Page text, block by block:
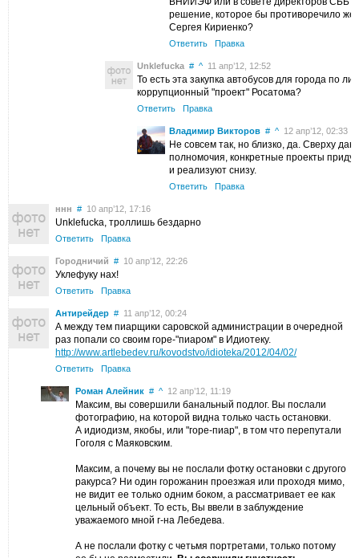
решение, которое бы противоречило
Сергея Кириенко?
Ответить Правка
Unklefucka # ^ 11 апр’12, 12:52
То есть эта закупка автобусов для города по
коррупционный "проект" Росатома?
Ответить Правка
Владимир Викторов # ^ 12 апр’12, 02:33
Не совсем так, но близко, да. Сверху
полномочия, конкретные проекты
и реализуют снизу.
Ответить Правка
ннн # 10 апр’12, 17:16
Unklefucka, троллишь бездарно
Ответить Правка
Городничий # 10 апр’12, 22:26
Уклефуку нах!
Ответить Правка
Антирейдер # 11 апр’12, 00:24
А между тем пиарщики саровской администрации в очередной
раз попали со своим горе-"пиаром" в Идиотеку.
http://www.artlebedev.ru/kovodstvo/idioteka/2012/04/02/
Ответить Правка
Роман Алейник # ^ 12 апр’12, 11:19
Максим, вы совершили банальный подлог. Вы послали
фотографию, на которой видна только часть остановки.
А идиодизм, якобы, или "горе-пиар", в том что перепутали
Гоголя с Маяковским.
Максим, а почему вы не послали фотку остановки с другого
ракурса? Ни один горожанин проезжая или проходя мимо,
не видит ее только одним боком, а рассматривает ее как
цельный объект. То есть, Вы ввели в заблуждение
уважаемого мной г-на Лебедева.
А не послали фотку с четьмя портретами, только потому